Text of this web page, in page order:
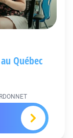
Québec